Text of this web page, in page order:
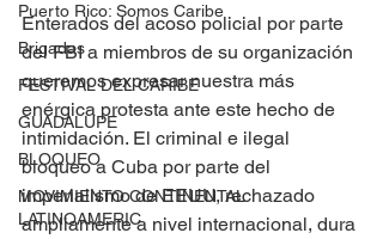
Puerto Rico: Somos Caribe
Brigadas
FESTIVAL DEL CARIBE
GUADALUPE
BLOQUEO
MOVIMIENTO CONTINENTAL
LATINOAMERIC
Enterados del acoso policial por parte
del FBI a miembros de su organización
queremos expresar nuestra más
enérgica protesta ante este hecho de
intimidación. El criminal e ilegal
bloqueo a Cuba por parte del
imperialismo de EEUU, rechazado
ampliamente a nivel internacional, dura